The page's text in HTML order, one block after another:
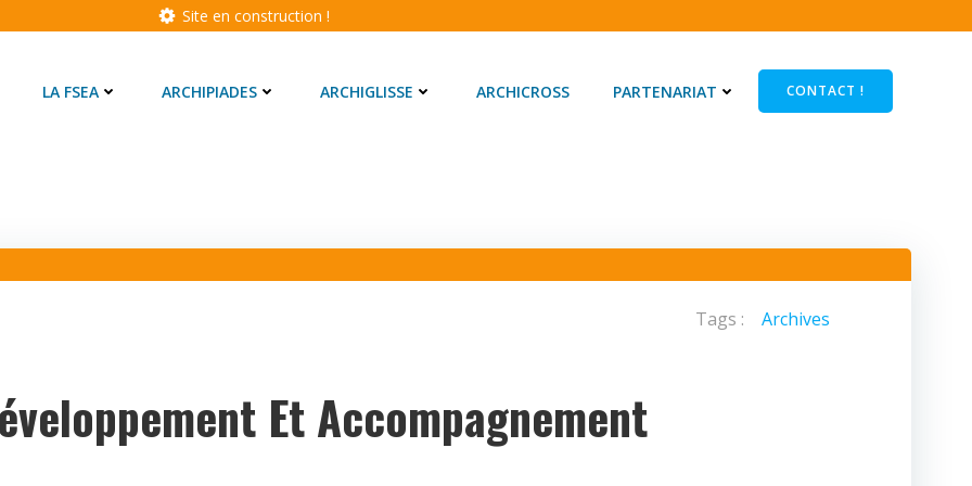
Site en construction !
LA FSEA ARCHIPIADES ARCHIGLISSE ARCHICROSS PARTENARIAT CONTACT !
Tags : Archives
Et Accompagnement